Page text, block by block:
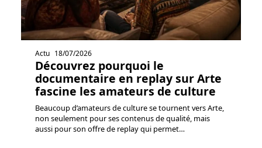
Actu 18/07/2026
Découvrez pourquoi le
documentaire en replay sur Arte
fascine les amateurs de culture
Beaucoup d’amateurs de culture se tournent vers Arte,
non seulement pour ses contenus de qualité, mais
aussi pour son offre de replay qui permet…